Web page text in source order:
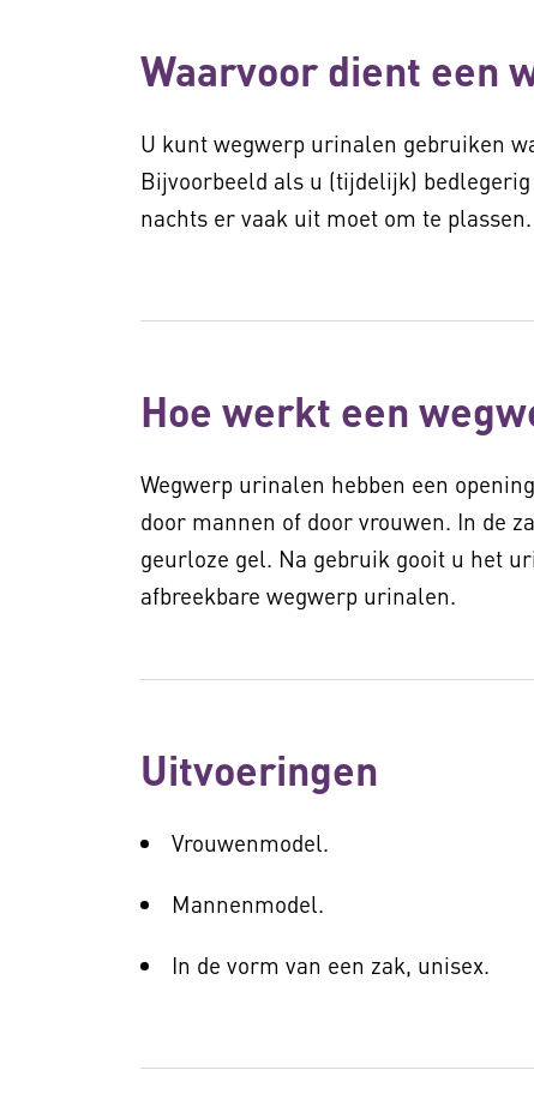
Waarvoor dient een
U kunt wegwerp urinalen gebruiken
Bijvoorbeeld als u (tijdelijk)
nachts er vaak uit moet om te plassen.
Hoe werkt een
Wegwerp urinalen hebben een
door mannen of door vrouwen. In de
geurloze gel. Na gebruik gooit u het
afbreekbare wegwerp urinalen.
Uitvoeringen
Vrouwenmodel.
Mannenmodel.
In de vorm van een zak, unisex.